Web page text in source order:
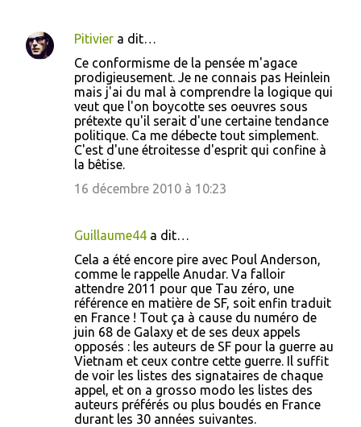
Pitivier a dit…
Ce conformisme de la pensée m'agace
prodigieusement. Je ne connais pas Heinlein
mais j'ai du mal à comprendre la logique qui
veut que l'on boycotte ses oeuvres sous
prétexte qu'il serait d'une certaine tendance
politique. Ca me débecte tout simplement.
C'est d'une étroitesse d'esprit qui confine à
la bêtise.
16 décembre 2010 à 10:23
Guillaume44 a dit…
Cela a été encore pire avec Poul Anderson,
comme le rappelle Anudar. Va falloir
attendre 2011 pour que Tau zéro, une
référence en matière de SF, soit enfin traduit
en France ! Tout ça à cause du numéro de
juin 68 de Galaxy et de ses deux appels
opposés : les auteurs de SF pour la guerre au
Vietnam et ceux contre cette guerre. Il suffit
de voir les listes des signataires de chaque
appel, et on a grosso modo les listes des
auteurs préférés ou plus boudés en France
durant les 30 années suivantes.